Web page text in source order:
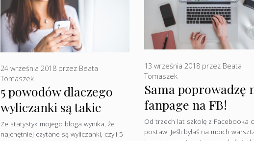
5 powodów dlaczego
wyliczanki są takie
popularne
24 września 2018 przez Beata
Tomaszek
Ze statystyk mojego bloga wynika, że
najchętniej czytane są wyliczanki, czyli 5
Sama poprowadzę
fanpage na FB!
13 września 2018 przez Beata
Tomaszek
Od trzech lat szkolę z Facebooka
postaw. Jeśli byłaś na moich